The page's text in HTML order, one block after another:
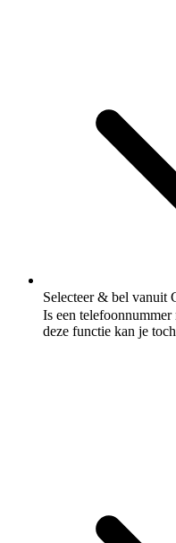
Selecteer & bel vanuit
Is een
deze functie kan je